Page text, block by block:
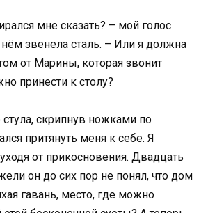
мне сказать? – мой голос
нём звенела сталь. – Или я должна
от Марины, которая звонит
принести к столу?
стула, скрипнув ножками по
притянуть меня к себе. Я
от прикосновения. Двадцать
он до сих пор не понял, что дом
гавань, место, где можно